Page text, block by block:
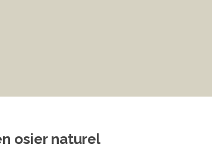
osier naturel